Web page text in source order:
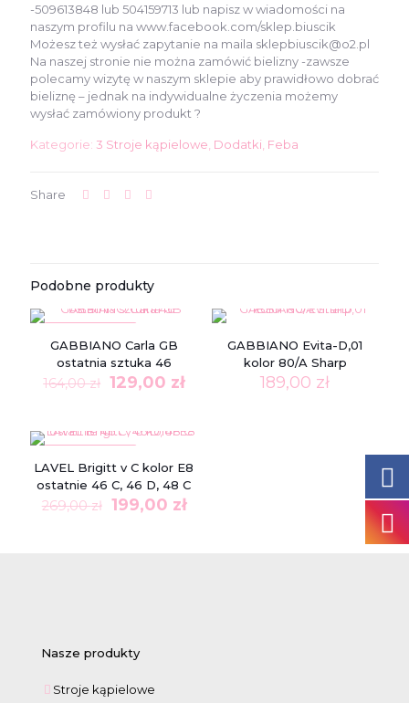
-509613848 lub 504159713 lub napisz w wiadomości na
naszym profilu na www.facebook.com/sklep.biuscik
Możesz też wysłać zapytanie na maila sklepbiuscik@o2.pl
Na naszej stronie nie można zamówić bielizny -zawsze
polecamy wizytę w naszym sklepie aby prawidłowo dobrać
bieliznę – jednak na indywidualne życzenia możemy
wysłać zamówiony produkt ?
Kategorie: 3 Stroje kąpielowe Dodatki Feba
Share
Podobne produkty
GABBIANO Carla GB
ostatnia sztuka 46
164,00zł Pierwotna
164,00 zł.
129,00 złAktualna
129,00 zł.
GABBIANO Evita-D,01
kolor 80/A Sharp
189,00 zł
LAVEL Brigitt v C kolor E8
ostatnie 46 C, 46 D, 48 C
269,00zł Pierwotna
199,00 złAktualna
Nasze produkty
Stroje kąpielowe